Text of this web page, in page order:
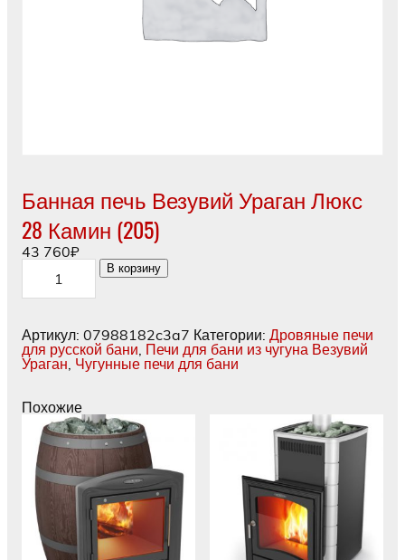
Банная печь Везувий Ураган Люкс
28 Камин (205)
43 760₽
Количество
товара
Банная
Ураган
Люкс
28
В корзину
Артикул: 07988182c3a7 Категории: Дровяные печи
для русской бани, Печи для бани из чугуна Везувий
Ураган, Чугунные печи для бани
Похожие